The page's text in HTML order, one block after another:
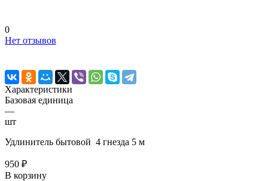
0
Нет отзывов
Характеристики
Базовая единица
—
шт
Удлинитель бытовой 4 гнезда 5 м
950 ₽
В корзину